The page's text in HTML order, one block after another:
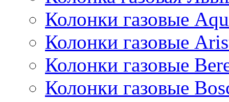
Колонки газовые
Колонки газовые
Колонки газовые
Колонки газовые